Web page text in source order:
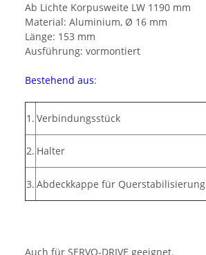
Ab Lichte Korpusweite LW 1190 mm
Material: Aluminium, Ø 16 mm
Länge: 153 mm
Ausführung: vormontiert
Bestehend aus:
1. Verbindungsstück
2. Halter
3. Abdeckkappe für Querstabilisierung
Auch für SERVO-DRIVE geeignet.